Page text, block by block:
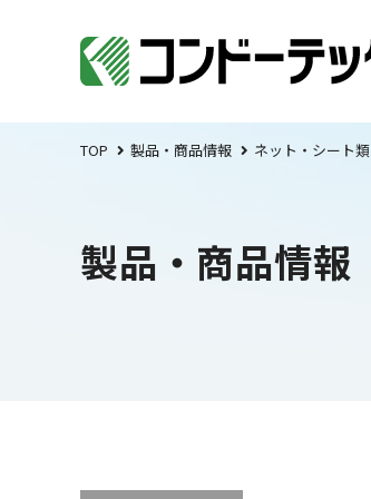
TOP 製品・商品情報 ネット・シート類
製品・商品情報